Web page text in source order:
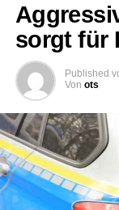
sorgt für
Published
Von ots